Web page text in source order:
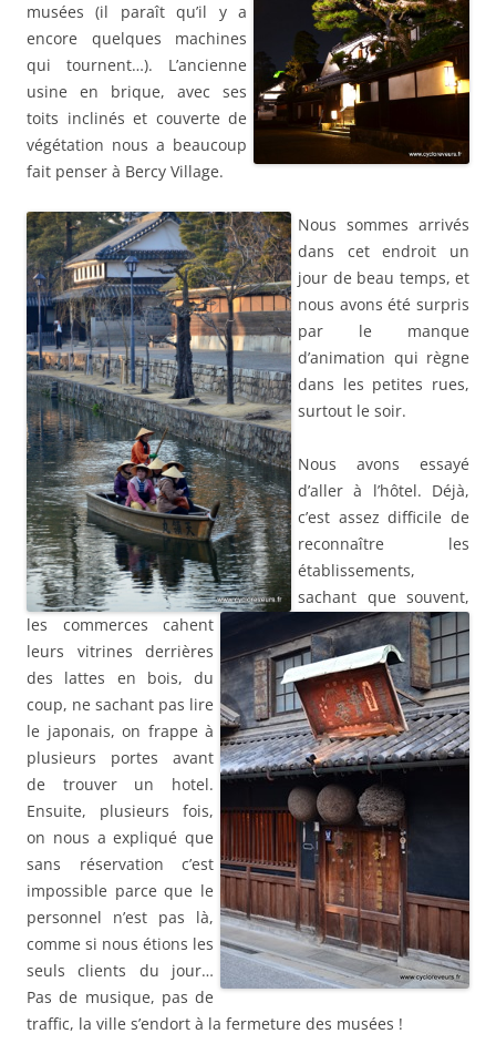
musées (il paraît qu’il y a
encore quelques machines
qui tournent…). L’ancienne
usine en brique, avec ses
toits inclinés et couverte de
végétation nous a beaucoup
fait penser à Bercy Village.
Nous sommes arrivés
dans cet endroit un
jour de beau temps, et
nous avons été surpris
par le manque
d’animation qui règne
dans les petites rues,
surtout le soir.
Nous avons essayé
d’aller à l’hôtel. Déjà,
c’est assez difficile de
reconnaître les
établissements,
sachant que souvent,
les commerces cahent
leurs vitrines derrières
des lattes en bois, du
coup, ne sachant pas lire
le japonais, on frappe à
plusieurs portes avant
de trouver un hotel.
Ensuite, plusieurs fois,
on nous a expliqué que
sans réservation c’est
impossible parce que le
personnel n’est pas là,
comme si nous étions les
seuls clients du jour…
Pas de musique, pas de
traffic, la ville s’endort à la fermeture des musées !